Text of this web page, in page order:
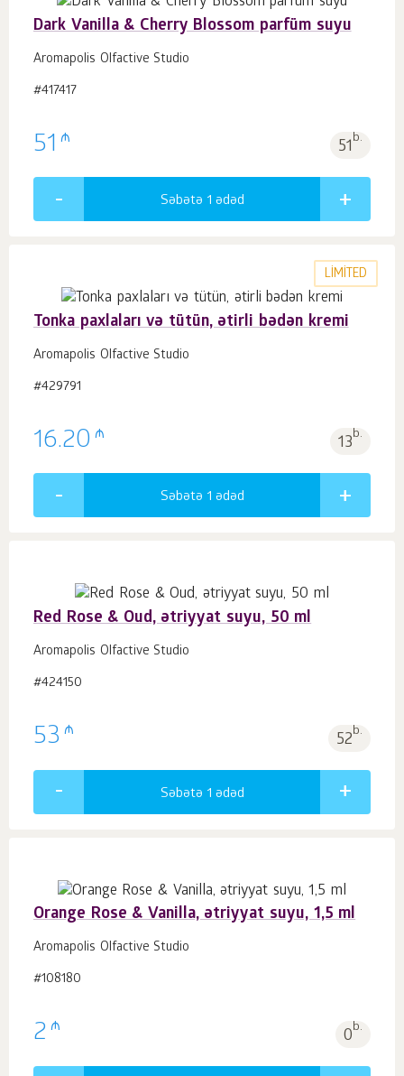
Dark Vanilla & Cherry Blossom parfüm suyu
Aromapolis Olfactive Studio
#417417
51 ₼ 51b.
Səbətə 1 ədəd
LIMITED
Tonka paxlaları və tütün, ətirli bədən kremi
Aromapolis Olfactive Studio
#429791
16.20 ₼ 13b.
Səbətə 1 ədəd
Red Rose & Oud, ətriyyat suyu, 50 ml
Aromapolis Olfactive Studio
#424150
53 ₼ 52b.
Səbətə 1 ədəd
Orange Rose & Vanilla, ətriyyat suyu, 1,5 ml
Aromapolis Olfactive Studio
#108180
2 ₼ 0b.